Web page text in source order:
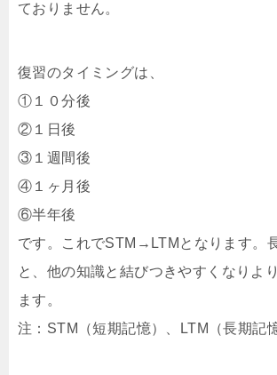
ておりません。
復習のタイミングは、
①１０分後
②１日後
③１週間後
④１ヶ月後
⑥半年後
です。これでSTM→LTMとなります。
と、他の知識と結びつきやすくなりよ
ます。
注：STM（短期記憶）、LTM（長期記憶